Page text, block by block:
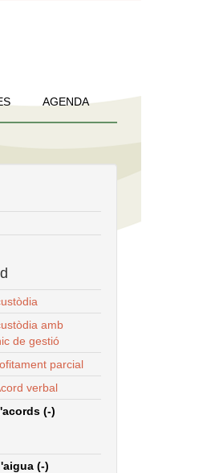
AGENDA
amb
de gestió
parcial
verbal
(-)
(-)